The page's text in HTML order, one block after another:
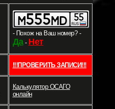
- Похож на Ваш номер? -
Да- Нет
!!!ПРОВЕРИТЬ ЗАПИСИ!!!
Калькулятор ОСАГО
онлайн